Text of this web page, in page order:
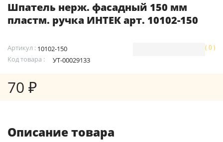
Шпатель нерж. фасадный 150 мм
пластм. ручка ИНТЕК арт. 10102-150
Артикул : 10102-150
Код товара :
УТ-00029133
( 0 )
70 ₽
Описание товара